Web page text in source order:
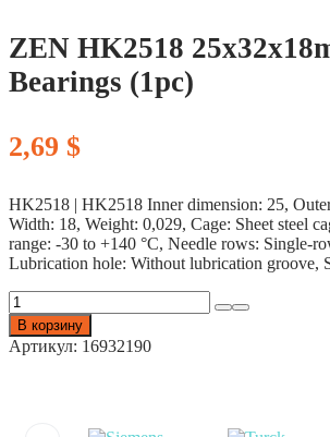
ZEN HK2518
Bearings (1pc)
2,69 $
HK2518 | HK2518 Inner dimension: 25,
Width: 18, Weight: 0,029, Cage: Sheet steel
range: -30 to +140 °C, Needle rows: Single-
Lubrication hole: Without lubrication groove,
Количество
товара
ZEN
HK2518
В корзину
Артикул: 16932190